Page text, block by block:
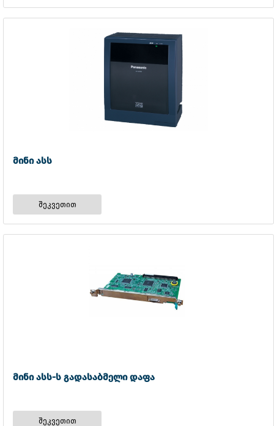
მინი ასს
შეკვეთით
მინი ასს-ს გადასაბმელი დაფა
შეკვეთით